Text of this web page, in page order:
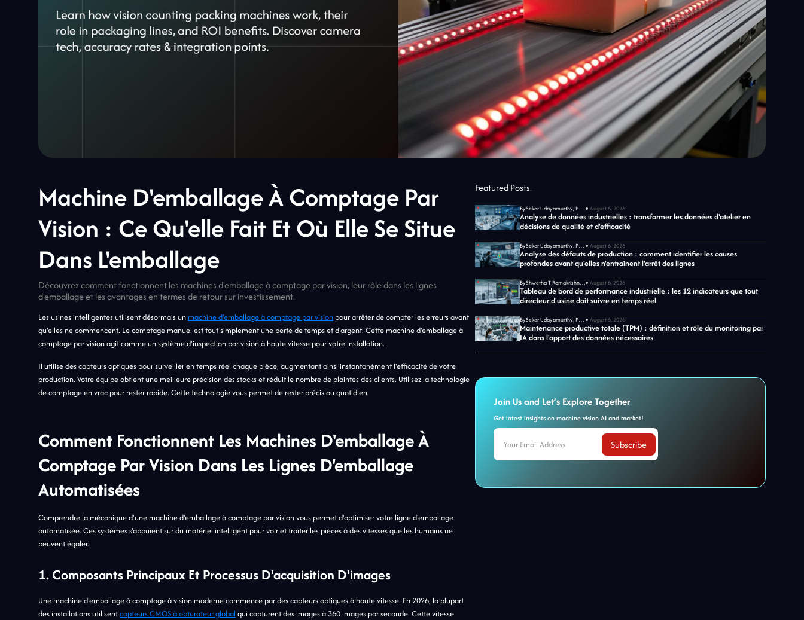
Machine D'emballage À Comptage Par
Vision : Ce Qu'elle Fait Et Où Elle Se Situe
Dans L'emballage
Découvrez comment fonctionnent les machines d'emballage à comptage par vision, leur rôle dans les lignes
d'emballage et les avantages en termes de retour sur investissement.
Les usines intelligentes utilisent désormais un machine d'emballage à comptage par vision pour arrêter de compter les erreurs avant
qu'elles ne commencent. Le comptage manuel est tout simplement une perte de temps et d'argent. Cette machine d'emballage à
comptage par vision agit comme un système d'inspection par vision à haute vitesse pour votre installation.
Il utilise des capteurs optiques pour surveiller en temps réel chaque pièce, augmentant ainsi instantanément l'efficacité de votre
production. Votre équipe obtient une meilleure précision des stocks et réduit le nombre de plaintes des clients. Utilisez la technologie
de comptage en vrac pour rester rapide. Cette technologie vous permet de rester précis au quotidien.
Comment Fonctionnent Les Machines D'emballage À
Comptage Par Vision Dans Les Lignes D'emballage
Automatisées
Comprendre la mécanique d'une machine d'emballage à comptage par vision vous permet d'optimiser votre ligne d'emballage
automatisée. Ces systèmes s'appuient sur du matériel intelligent pour voir et traiter les pièces à des vitesses que les humains ne
peuvent égaler.
1. Composants Principaux Et Processus D'acquisition D'images
Une machine d'emballage à comptage à vision moderne commence par des capteurs optiques à haute vitesse. En 2026, la plupart
des installations utilisentcapteurs CMOS à obturateur global qui capturent des images à 360 images par seconde. Cette vitesse
Featured Posts.
By Sekar Udayamurthy, PDG de Jidoka Tech August 6, 2026
Analyse de données industrielles : transformer les données d'atelier en
décisions de qualité et d'efficacité
By Sekar Udayamurthy, PDG de Jidoka Tech August 6, 2026
Analyse des défauts de production : comment identifier les causes
profondes avant qu'elles n'entraînent l'arrêt des lignes
By Shwetha T Ramakrishnan, CMO chez Jidoka Tech August 6, 2026
Tableau de bord de performance industrielle : les 12 indicateurs que tout
directeur d'usine doit suivre en temps réel
By Sekar Udayamurthy, PDG de Jidoka Tech August 6, 2026
Maintenance productive totale (TPM) : définition et rôle du monitoring par
IA dans l'apport des données nécessaires
Join Us and Let’s Explore Together
Get latest insights on machine vision AI and market!